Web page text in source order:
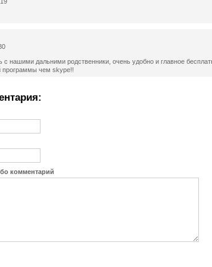
нашими дальними родственники, очень удобно и главное
программы чем skype!!
комментарий